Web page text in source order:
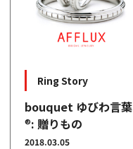
Ring Story
bouquet ゆびわ言葉
®: 贈りもの
2018.03.05